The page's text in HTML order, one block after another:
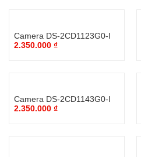
Camera DS-2CD1123G0-I
2.350.000 ₫
Camera DS-2CD1143G0-I
2.350.000 ₫